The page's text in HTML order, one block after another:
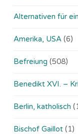
Alternativen für
Amerika, USA (6)
Befreiung (508)
Benedikt XVI. –
Berlin, katholisch
Bischof Gaillot (1)